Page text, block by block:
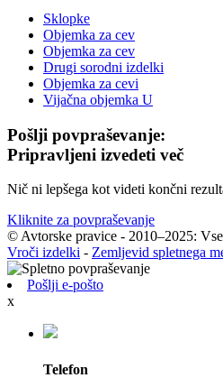
Sklopke
Objemka za cev
Objemka za cev
Drugi sorodni izdelki
Objemka za cevi
Vijačna objemka U
Pošlji povpraševanje:
Pripravljeni izvedeti več
Nič ni lepšega kot videti končni
Kliknite za povpraševanje
© Avtorske pravice - 2010–2025:
Vroči izdelki - Zemljevid spletnega
Pošlji e-pošto
x
Telefon